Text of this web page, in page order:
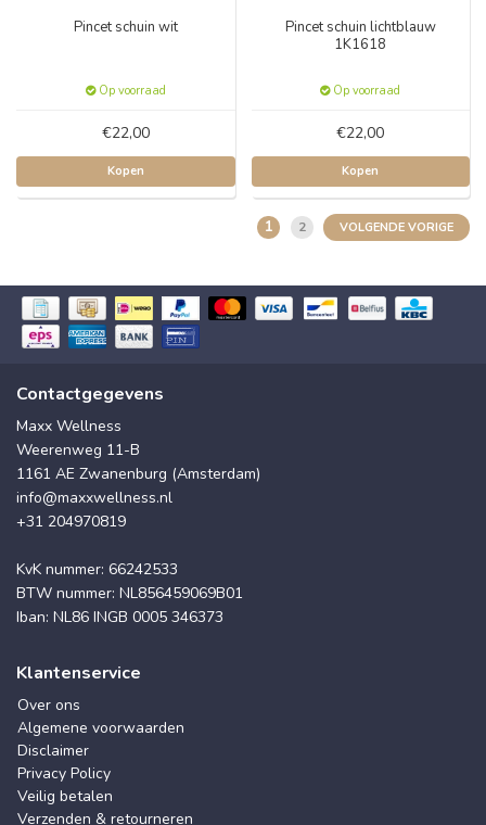
Pincet schuin wit
Op voorraad
€22,00
Kopen
Pincet schuin lichtblauw
1K1618
Op voorraad
€22,00
Kopen
1 2 VOLGENDE VORIGE
Contactgegevens
Maxx Wellness
Weerenweg 11-B
1161 AE Zwanenburg (Amsterdam)
info@maxxwellness.nl
+31 204970819
KvK nummer: 66242533
BTW nummer: NL856459069B01
Iban: NL86 INGB 0005 346373
Klantenservice
Over ons
Algemene voorwaarden
Disclaimer
Privacy Policy
Veilig betalen
Verzenden & retourneren